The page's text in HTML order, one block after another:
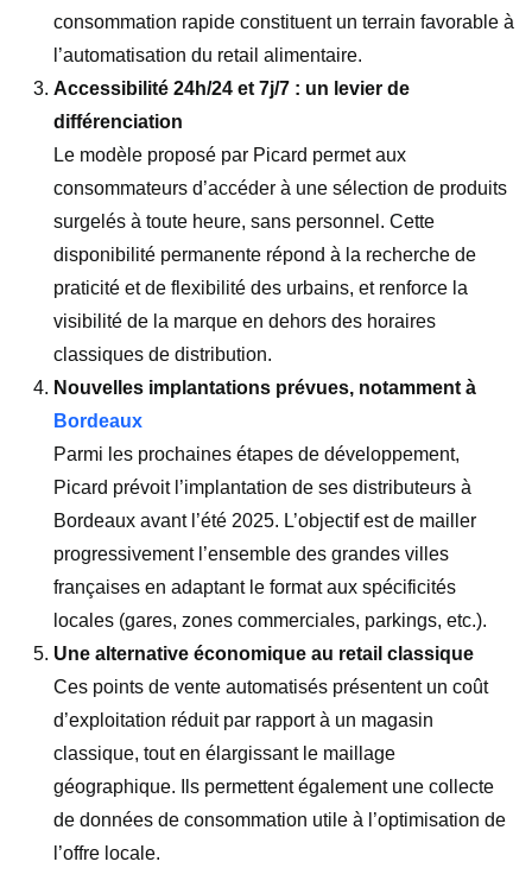
consommation rapide constituent un terrain favorable à
l’automatisation du retail alimentaire.
Accessibilité 24h/24 et 7j/7 : un levier de
différenciation
Le modèle proposé par Picard permet aux
consommateurs d’accéder à une sélection de produits
surgelés à toute heure, sans personnel. Cette
disponibilité permanente répond à la recherche de
praticité et de flexibilité des urbains, et renforce la
visibilité de la marque en dehors des horaires
classiques de distribution.
Nouvelles implantations prévues, notamment à
Bordeaux
Parmi les prochaines étapes de développement,
Picard prévoit l’implantation de ses distributeurs à
Bordeaux avant l’été 2025. L’objectif est de mailler
progressivement l’ensemble des grandes villes
françaises en adaptant le format aux spécificités
locales (gares, zones commerciales, parkings, etc.).
Une alternative économique au retail classique
Ces points de vente automatisés présentent un coût
d’exploitation réduit par rapport à un magasin
classique, tout en élargissant le maillage
géographique. Ils permettent également une collecte
de données de consommation utile à l’optimisation de
l’offre locale.